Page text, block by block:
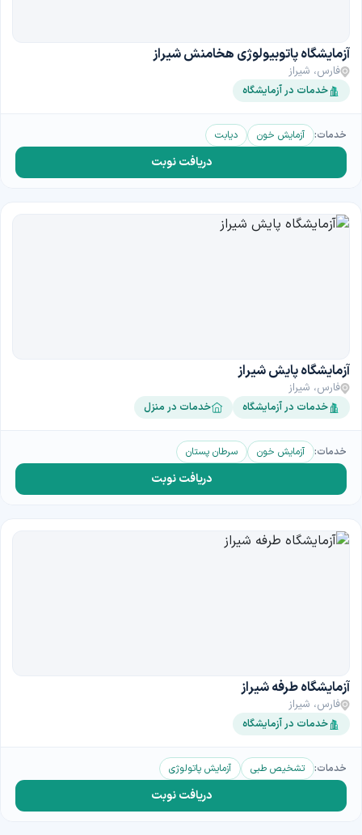
آزمایشگاه پاتوبیولوژی هخامنش شیراز
فارس، شیراز
خدمات در آزمایشگاه
خدمات: آزمایش خون دیابت
دریافت نوبت
آزمایشگاه پایش شیراز
فارس، شیراز
خدمات در آزمایشگاه خدمات در منزل
خدمات: آزمایش خون سرطان پستان
دریافت نوبت
آزمایشگاه طرفه شیراز
فارس، شیراز
خدمات در آزمایشگاه
خدمات: تشخیص طبی آزمایش پاتولوژی
دریافت نوبت